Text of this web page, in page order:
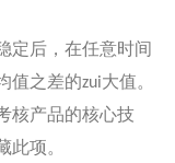
定后，在任意时间
之差的zui大值。
核产品的核心技
此项。